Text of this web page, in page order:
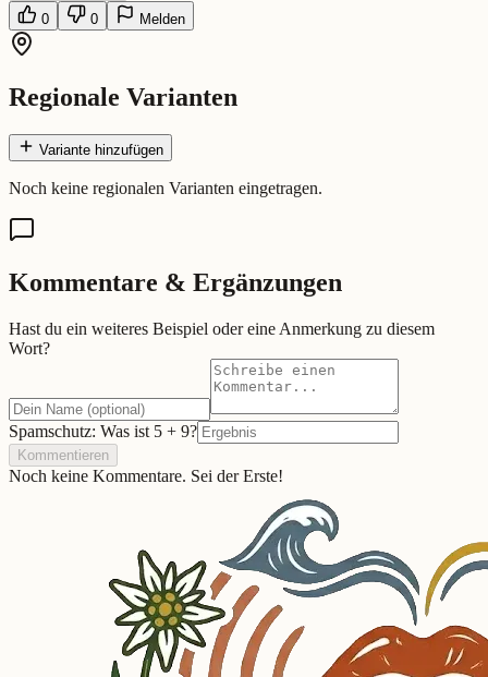
0
0 Melden
Regionale Varianten
Variante hinzufügen
Noch keine regionalen Varianten eingetragen.
Kommentare & Ergänzungen
Hast du ein weiteres Beispiel oder eine Anmerkung zu diesem
Wort?
Spamschutz: Was ist 5 + 9?
Kommentieren
Noch keine Kommentare. Sei der Erste!